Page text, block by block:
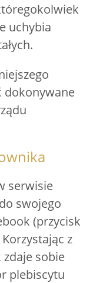
uchybia
dokonywane
serwisie
swojego
(przycisk
z
sobie
plebiscytu